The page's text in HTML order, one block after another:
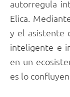
autorregula
Elica.
y el asistente
inteligente e
en un
es lo